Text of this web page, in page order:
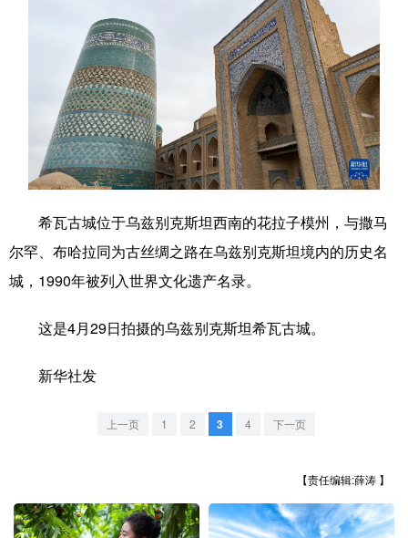
书画 健康 军事
视频 图片 政务
法律 中央文件 金融 汽车
食品 人居 信息化 数字经济
学术中国 乡村振兴 银龄 溯源中国
城市 旅游 能源 会展
彩票 娱乐 时尚 悦读
文化产业
江苏
浙江 安徽 福建 江西
希瓦古城位于乌兹别克斯坦西南的花拉子模州，与撒马
尔罕、布哈拉同为古丝绸之路在乌兹别克斯坦境内的历史名
城，1990年被列入世界文化遗产名录。
这是4月29日拍摄的乌兹别克斯坦希瓦古城。
新华社发
上一页 1 2 3 4 下一页
【责任编辑:薛涛 】